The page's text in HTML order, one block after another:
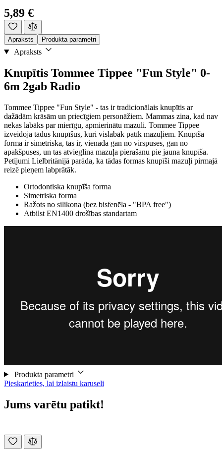
5,89 €
Apraksts Produkta parametri
Apraksts
Knupītis Tommee Tippee "Fun Style" 0-
6m 2gab Radio
Tommee Tippee "Fun Style" - tas ir tradicionālais knupītis ar
dažādām krāsām un priecīgiem personāžiem. Mammas zina, kad nav
nekas labāks par mierīgu, apmierinātu mazuli. Tommee Tippee
izveidoja tādus knupīšus, kuri vislabāk patīk mazuļiem. Knupīša
forma ir simetriska, tas ir, vienāda gan no virspuses, gan no
apakšpuses, un tas atvieglina mazuļa pierašanu pie jauna knupīša.
Petījumi Lielbritānijā parāda, ka tādas formas knupīši mazuļi pirmajā
reizē pieņem labprātāk.
Ortodontiska knupīša forma
Simetriska forma
Ražots no silikona (bez bisfenēla - "BPA free")
Atbilst EN1400 drošības standartam
Produkta parametri
Pieskarieties, lai izlaistu karuseli
Jums varētu patikt!